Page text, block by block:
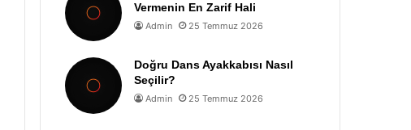
Vermenin En Zarif Hali
Admin 25 Temmuz 2026
Doğru Dans Ayakkabısı Nasıl
Seçilir?
Admin 25 Temmuz 2026